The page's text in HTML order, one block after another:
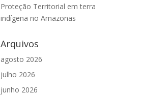
Proteção Territorial em terra
indígena no Amazonas
Arquivos
agosto 2026
julho 2026
junho 2026